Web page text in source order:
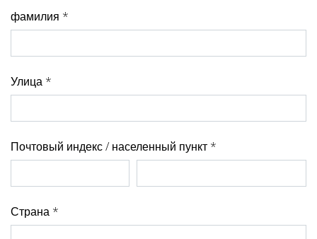
фамилия *
Улица *
Почтовый индекс / населенный пункт *
Страна *